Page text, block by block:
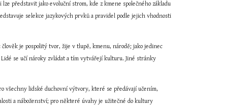
představit jako evoluční strom, kde z kmene společného základu
selekce jazykových prvků a pravidel podle jejich vhodnosti
je pospolitý tvor, žije v tlupě, kmenu, národě; jako jedinec
se učí nároky zvládat a tím vytvářejí kulturu. Jiné stránky
všechny lidské duchovní výtvory, které se předávají učením,
a náboženství; pro některé úvahy je užitečné do kultury